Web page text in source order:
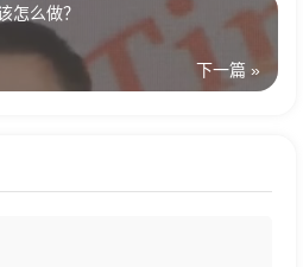
怎么做？
下一篇 »